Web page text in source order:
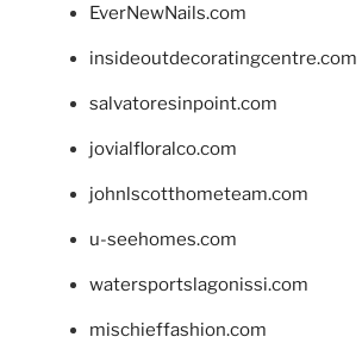
EverNewNails.com
insideoutdecoratingcentre.com
salvatoresinpoint.com
jovialfloralco.com
johnlscotthometeam.com
u-seehomes.com
watersportslagonissi.com
mischieffashion.com